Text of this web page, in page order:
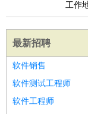
工作
最新招聘
软件销售
软件测试工程师
软件工程师